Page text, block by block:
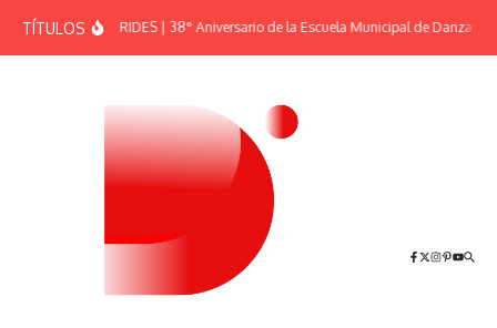
TÍTULOSEFEMÉRIDES | 38° Aniversario de la Escuela Municipal de Danzas “El